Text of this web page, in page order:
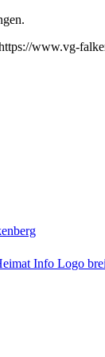
www.vg-